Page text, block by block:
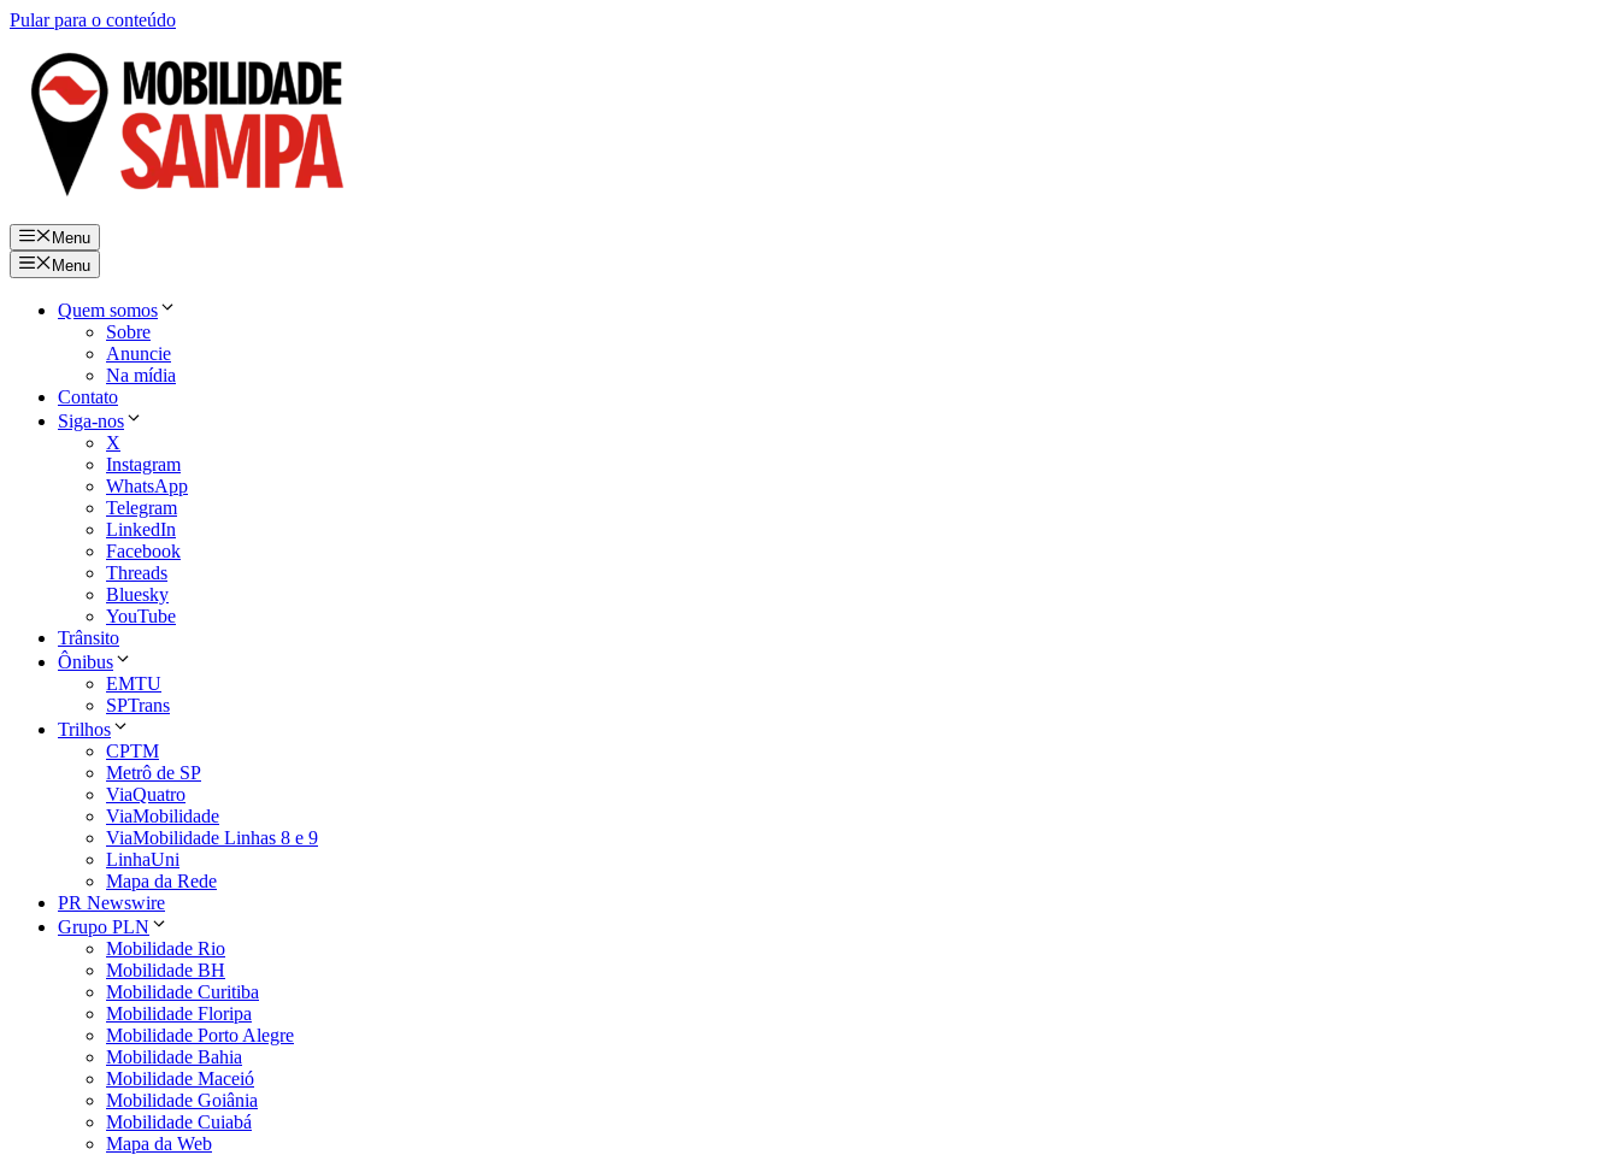
Pular para o conteúdo
Menu
Menu
Quem somos
Sobre
Anuncie
Na mídia
Contato
Siga-nos
X
Instagram
WhatsApp
Telegram
LinkedIn
Facebook
Threads
Bluesky
YouTube
Trânsito
Ônibus
EMTU
SPTrans
Trilhos
CPTM
Metrô de SP
ViaQuatro
ViaMobilidade
ViaMobilidade Linhas 8 e 9
LinhaUni
Mapa da Rede
PR Newswire
Grupo PLN
Mobilidade Rio
Mobilidade BH
Mobilidade Curitiba
Mobilidade Floripa
Mobilidade Porto Alegre
Mobilidade Bahia
Mobilidade Maceió
Mobilidade Goiânia
Mobilidade Cuiabá
Mapa da Web